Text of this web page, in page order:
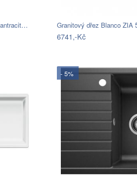
Granitový dřez Blanco
6741,-Kč
- 5%